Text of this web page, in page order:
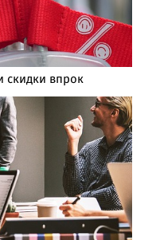
скидки впрок